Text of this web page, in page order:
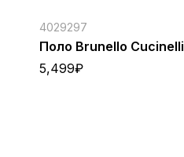
4029297
Поло Brunello Cucinelli
5,499₽